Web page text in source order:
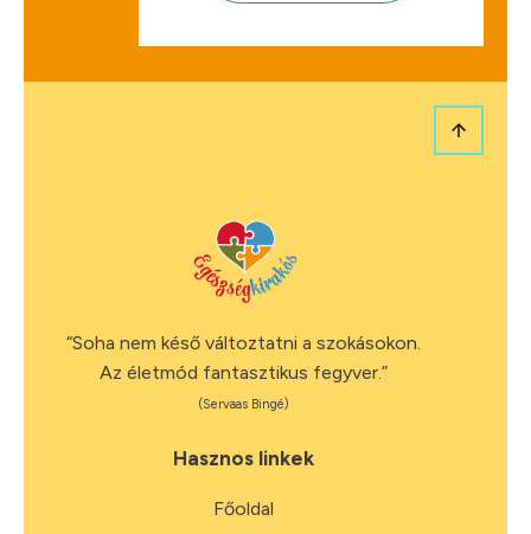
“Soha nem késő változtatni a szokásokon.
Az életmód fantasztikus fegyver.”
(Servaas Bingé)
Hasznos linkek
Főoldal